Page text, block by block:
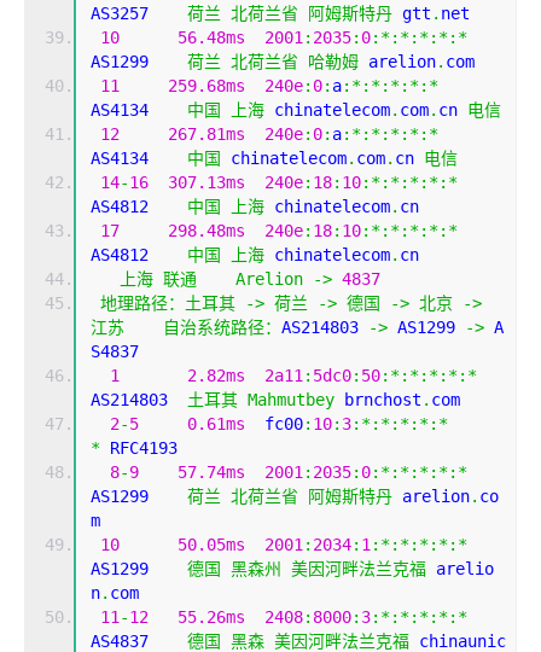
AS3257 荷兰 北荷兰省 阿姆斯特丹 gtt . net
10
56.48ms 2001 : 2035: 0:*:*:*:*:*
AS1299 荷兰 北荷兰省 哈勒姆 arelion. com
11
259.68ms 240e: 0: a:*:*:*:*:*
AS4134 中国 上海 chinatelecom. com. cn 电信
12
267.81ms 240e: 0: a:*:*:*:*:*
AS4134 中国 chinatelecom. com. cn 电信
14-16 307.13ms 240e: 18: 10:*:*:*:*:*
AS4812 中国 上海 chinatelecom. cn
17
298.48ms 240e: 18: 10:*:*:*:*:*
AS4812 中国 上海 chinatelecom. cn
上海 联通 Arelion -> 4837
地理路径：土耳其
-> 荷兰 -> 德国 -> 北京
->
江苏
自治系统路径： AS214803 -> AS1299 -> A
S4837
1
2.82ms 2a11 : 5dc0: 50:*:*:*:*:*
AS214803 土耳其 Mahmutbey brnchost . com
2-5 0.61ms
  fc00
: 10: 3:*:*:*:*:*
* RFC4193
8-9 57.74ms 2001 : 2035: 0:*:*:*:*:*
AS1299 荷兰 北荷兰省 阿姆斯特丹 arelion. co
m
10
50.05ms 2001 : 2034: 1 :*:*:*:*:*
AS1299 德国 黑森州 美因河畔法兰克福 arelio
n. com
11 -12 55.26ms 2408: 8000: 3:*:*:*:*:*
AS4837 德国 黑森 美因河畔法兰克福 chinaunic